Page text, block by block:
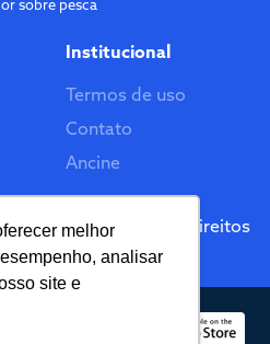
melhor
analisar
site e
sobre pesca
Institucional
Termos de uso
Contato
Ancine
2026 Fish TV - Todos Direitos
Versão 2.0